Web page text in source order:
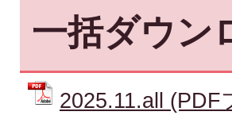
一括ダウン
2025.11.all (PDF